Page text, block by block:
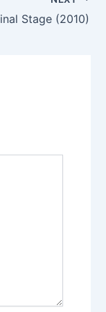
Stage (2010)